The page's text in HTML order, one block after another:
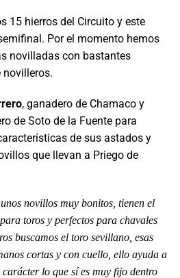
15 hierros del Circuito y este
Por el momento hemos
novilladas con bastantes
novilleros.
, ganadero de Chamaco y
de Soto de la Fuente para
de sus astados y
que llevan a Priego de
novillos muy bonitos, tienen el
toros y perfectos para chavales
buscamos el toro sevillano, esas
cortas y con cuello, ello ayuda a
lo que sí es muy fijo dentro